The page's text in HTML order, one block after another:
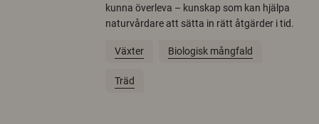
kunna överleva – kunskap som kan hjälpa
naturvårdare att sätta in rätt åtgärder i tid.
Växter Biologisk mångfald
Träd